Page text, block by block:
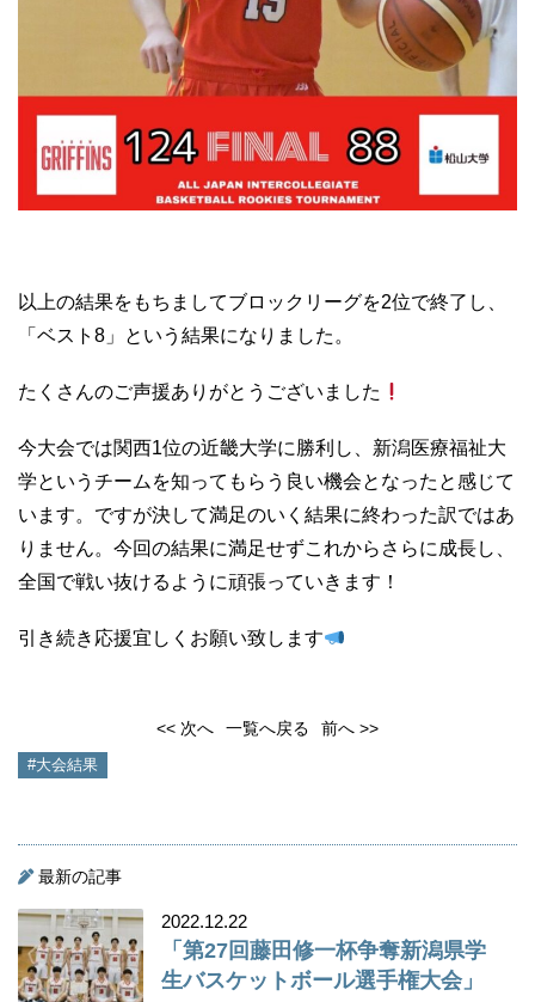
以上の結果をもちましてブロックリーグを2位で終了し、
「ベスト 8 」という結果になりました。
たくさんのご声援ありがとうございました
今大会では関西1位の近畿大学に勝利し、新潟医療福祉大
学というチームを知ってもらう良い機会となったと感じて
います。ですが決して満足のいく結果に終わった訳ではあ
りません。今回の結果に満足せずこれからさらに成長し、
全国で戦い抜けるように頑張っていきます！
引き続き応援宜しくお願い致します
<< 次へ 一覧へ戻る 前へ >>
#大会結果
最新の記事
2022.12.22
「第27回藤田修一杯争奪新潟県学
生バスケットボール選手権大会」